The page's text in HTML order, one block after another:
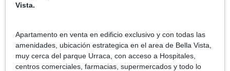
Vista.
Apartamento en venta en edificio exclusivo y con todas las
amenidades, ubicación estrategica en el area de Bella Vista,
muy cerca del parque Urraca, con acceso a Hospitales,
centros comerciales, farmacias, supermercados y todo lo